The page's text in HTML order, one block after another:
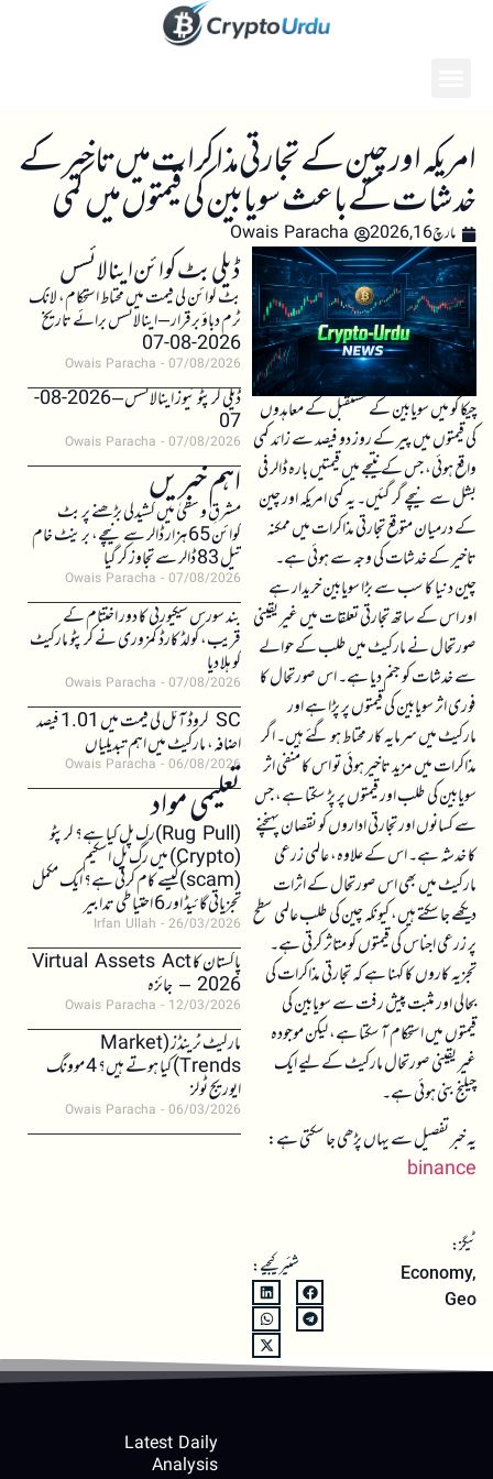
امریکہ اور چین کے تجارتی مذاکرات میں تاخیر کے
خدشات کے باعث سویابین کی قیمتوں میں کمی
مارچ 16, 2026 Owais Paracha
چیکاگو میں سویابین کے مستقبل کے معاہدوں
کی قیمتوں میں پیر کے روز دو فیصد سے زائد کمی
واقع ہوئی، جس کے نتیجے میں قیمتیں بارہ ڈالر فی
بشل سے نیچے گر گئیں۔ یہ کمی امریکہ اور چین
کے درمیان متوقع تجارتی مذاکرات میں ممکنہ
تاخیر کے خدشات کی وجہ سے ہوئی ہے۔
چین دنیا کا سب سے بڑا سویابین خریدار ہے
اور اس کے ساتھ تجارتی تعلقات میں غیر یقینی
صورتحال نے مارکیٹ میں طلب کے حوالے
سے خدشات کو جنم دیا ہے۔ اس صورتحال کا
فوری اثر سویابین کی قیمتوں پر پڑا ہے اور
مارکیٹ میں سرمایہ کار محتاط ہو گئے ہیں۔ اگر
مذاکرات میں مزید تاخیر ہوئی تو اس کا منفی اثر
سویابین کی طلب اور قیمتوں پر پڑ سکتا ہے، جس
سے کسانوں اور تجارتی اداروں کو نقصان پہنچنے
کا خدشہ ہے۔ اس کے علاوہ، عالمی زرعی
مارکیٹ میں بھی اس صورتحال کے اثرات
دیکھے جا سکتے ہیں، کیونکہ چین کی طلب عالمی سطح
پر زرعی اجناس کی قیمتوں کو متاثر کرتی ہے۔
تجزیہ کاروں کا کہنا ہے کہ تجارتی مذاکرات کی
بحالی اور مثبت پیش رفت سے سویابین کی
قیمتوں میں استحکام آ سکتا ہے، لیکن موجودہ
غیر یقینی صورتحال مارکیٹ کے لیے ایک
چیلنج بنی ہوئی ہے۔
یہ خبر تفصیل سے یہاں پڑھی جا سکتی ہے:
binance
ٹیگز:
Economy,
Geo
شئیر کیجیے:
ڈیلی بٹ کوائن اینالائسس
بٹ کوائن کی قیمت میں محتاط استحکام، لانگ
ٹرم دباؤ برقرار – اینالائسس برائے تاریخ
2026-08-07
Owais Paracha 07/08/2026
ڈیلی کرپٹو نیوز اینالائسس – 2026-08-
07
Owais Paracha 07/08/2026
اہم خبریں
مشرقِ وسطیٰ میں کشیدگی بڑھنے پر بٹ
کوائن 65 ہزار ڈالر سے نیچے، برینٹ خام
تیل 83 ڈالر سے تجاوز کر گیا
Owais Paracha 07/08/2026
بند سورس سیکیورٹی کا دور اختتام کے
قریب، کولڈ کارڈ کمزوری نے کرپٹو مارکیٹ
کو ہلا دیا
Owais Paracha 07/08/2026
SC کروڈ آئل کی قیمت میں 1.01 فیصد
اضافہ، مارکیٹ میں اہم تبدیلیاں
Owais Paracha 06/08/2026
تعلیمی مواد(Rug Pull)رگ پل کیا ہے؟ کرپٹو
(Crypto) میں رگ پل اسکیم
(scam)کیسے کام کرتی ہے؟ ایک مکمل
تجزیاتی گائیڈ اور 6 احتیاطی تدابیر
Irfan Ullah 26/03/2026
پاکستان کا Virtual Assets Act
2026 – جائزہ
Owais Paracha 12/03/2026
مارکیٹ ٹرینڈز (Market
Trends) کیا ہوتے ہیں؟ 4 موونگ
ایوریج ٹولز
Owais Paracha 06/03/2026
Latest Daily
Analysis